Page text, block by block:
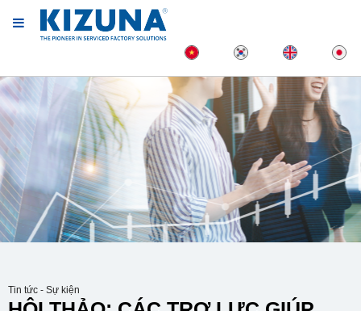
Tin tức - Sự kiện